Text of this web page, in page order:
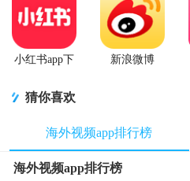
小红书app下
新浪微博
猜你喜欢
海外视频app排行榜
海外视频app排行榜